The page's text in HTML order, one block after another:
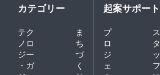
カテゴリー
テク
ノロ
ジー
・ガ
ま
ち
づ
く
起案サポート
プ
ロ
ジ
ェ
ス
タ
ッ
フ